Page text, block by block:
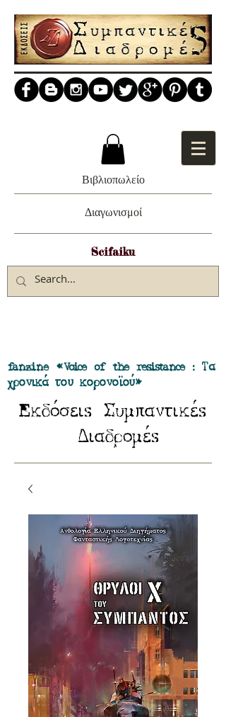
Βιβλιοπωλείο
Διαγωνισμοί
Scifaiku
fanzine «Voice of the resistance : Τα
χρονικά του κορονοϊού»
Eκδόσειs Συμπαντικέs
Διαδρομέs